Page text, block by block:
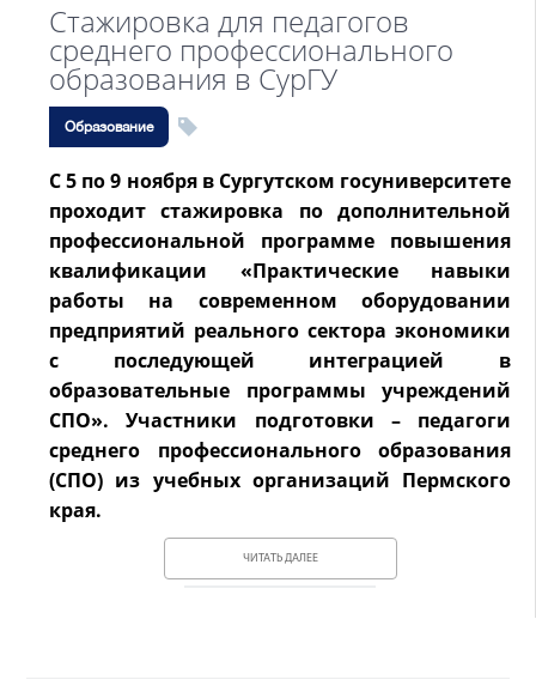
Стажировка для педагогов
среднего профессионального
образования в СурГУ
Образование
С 5 по 9 ноября в Сургутском госуниверситете
проходит стажировка по дополнительной
профессиональной программе повышения
квалификации «Практические навыки
работы на современном оборудовании
предприятий реального сектора экономики
с последующей интеграцией в
образовательные программы учреждений
СПО». Участники подготовки – педагоги
среднего профессионального образования
(СПО) из учебных организаций Пермского
края.
ЧИТАТЬ ДАЛЕЕ